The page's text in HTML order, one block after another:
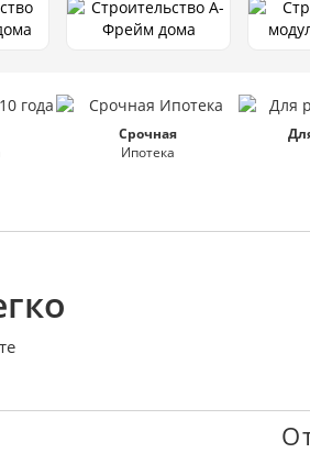
Срочная
Ипотека